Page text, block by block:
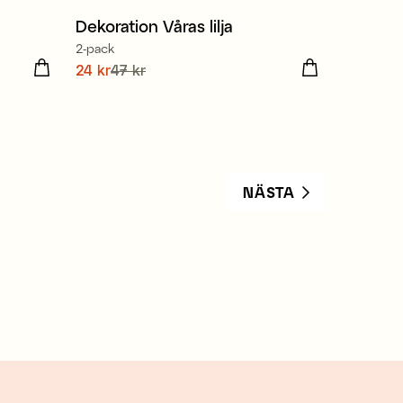
Dekoration Våras lilja
2-pack
Nuvarande pris
24 kr47 kr